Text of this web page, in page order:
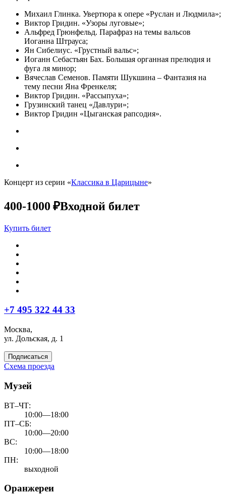
Михаил Глинка. Увертюра к опере «Руслан и Людмила»;
Виктор Гридин. «Узоры луговые»;
Альфред Грюнфельд. Парафраз на темы вальсов
Иоганна Штрауса;
Ян Сибелиус. «Грустный вальс»;
Иоганн Себастьян Бах. Большая органная прелюдия и
фуга ля минор;
Вячеслав Семенов. Памяти Шукшина – Фантазия на
тему песни Яна Френкеля;
Виктор Гридин. «Рассыпуха»;
Грузинский танец «Давлури»;
Виктор Гридин «Цыганская рапсодия».
Концерт из серии «Классика в Царицыне»
400-1000 ₽Входной билет
Купить билет
+7 495 322 44 33
Москва,
ул. Дольская, д. 1
Подписаться
Схема проезда
Музей
ВТ–ЧТ:
10:00—18:00
ПТ–СБ:
10:00—20:00
ВС:
10:00—18:00
ПН:
выходной
Оранжереи